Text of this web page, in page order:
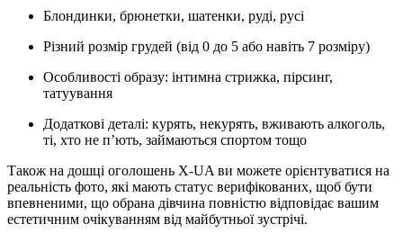
Блондинки, брюнетки, шатенки, руді, русі
Різний розмір грудей (від 0 до 5 або навіть 7 розміру)
Особливості образу: інтимна стрижка, пірсинг,
татуування
Додаткові деталі: курять, некурять, вживають алкоголь,
ті, хто не п’ють, займаються спортом тощо
Також на дошці оголошень X-UA ви можете орієнтуватися на
реальність фото, які мають статус верифікованих, щоб бути
впевненими, що обрана дівчина повністю відповідає вашим
естетичним очікуванням від майбутньої зустрічі.